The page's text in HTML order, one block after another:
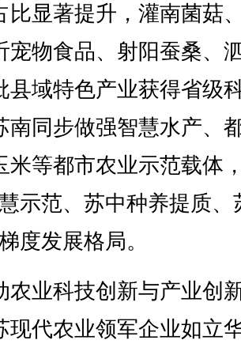
比显著提升，灌南菌菇
宠物食品、射阳蚕桑、
县域特色产业获得省级
南同步做强智慧水产、
米等都市农业示范载体
示范、苏中种养提质、
度发展格局。
业科技创新与产业创
现代农业领军企业如立